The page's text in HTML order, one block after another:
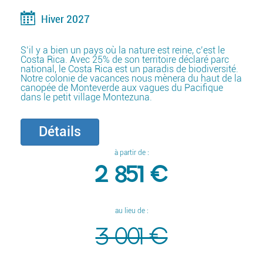
Hiver 2027
S’il y a bien un pays où la nature est reine, c’est le
Costa Rica. Avec 25% de son territoire déclaré parc
national, le Costa Rica est un paradis de biodiversité.
Notre colonie de vacances nous mènera du haut de la
canopée de Monteverde aux vagues du Pacifique
dans le petit village Montezuna.
Détails
à partir de :
2 851 €
au lieu de :
3 001 €